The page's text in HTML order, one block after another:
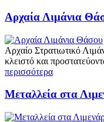
Αρχαία Λιμάνια
Αρχαίο Στρατιωτικό
κλειστό και
περισσότερα
Μεταλλεία στα